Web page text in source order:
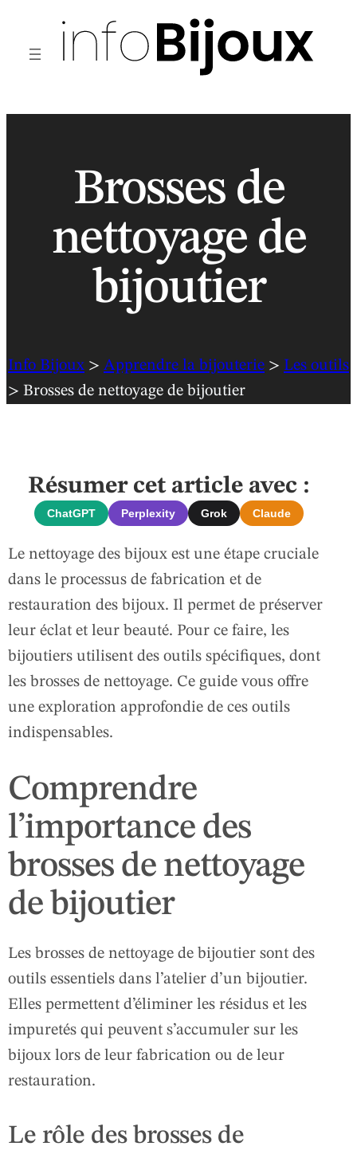
Brosses de
nettoyage de
bijoutier
Info Bijoux > Apprendre la bijouterie > Les outils
> Brosses de nettoyage de bijoutier
Résumer cet article avec :
ChatGPT Perplexity Grok Claude
Le nettoyage des bijoux est une étape cruciale
dans le processus de fabrication et de
restauration des bijoux. Il permet de préserver
leur éclat et leur beauté. Pour ce faire, les
bijoutiers utilisent des outils spécifiques, dont
les brosses de nettoyage. Ce guide vous offre
une exploration approfondie de ces outils
indispensables.
Comprendre
l’importance des
brosses de nettoyage
de bijoutier
Les brosses de nettoyage de bijoutier sont des
outils essentiels dans l’atelier d’un bijoutier.
Elles permettent d’éliminer les résidus et les
impuretés qui peuvent s’accumuler sur les
bijoux lors de leur fabrication ou de leur
restauration.
Le rôle des brosses de